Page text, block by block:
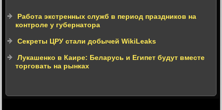
Работа экстренных служб в период праздников на
контроле у губернатора
Секреты ЦРУ стали добычей WikiLeaks
Лукашенко в Каире: Беларусь и Египет будут вместе
торговать на рынках